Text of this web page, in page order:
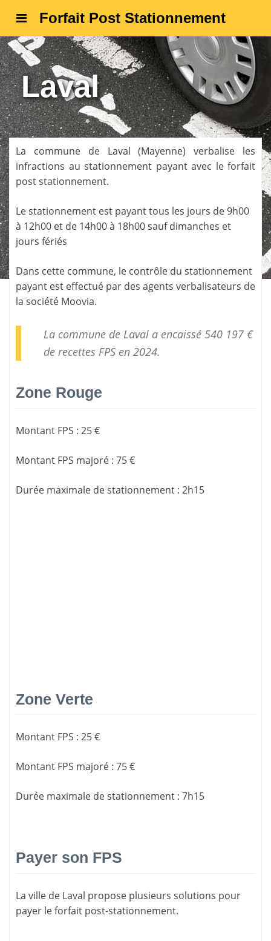
Forfait Post Stationnement
Laval
La commune de Laval (Mayenne) verbalise les
infractions au stationnement payant avec le forfait
post stationnement.
Le stationnement est payant tous les jours de 9h00
à 12h00 et de 14h00 à 18h00 sauf dimanches et
jours fériés
Dans cette commune, le contrôle du stationnement
payant est effectué par des agents verbalisateurs de
la société Moovia.
La commune de Laval a encaissé 540 197 €
de recettes FPSen 2024.
Zone Rouge
Montant FPS : 25 €
Montant FPS majoré : 75 €
Durée maximale de stationnement : 2h15
Zone Verte
Montant FPS : 25 €
Montant FPS majoré : 75 €
Durée maximale de stationnement : 7h15
Payer son FPS
La ville de Laval propose plusieurs solutions pour
payer le forfait post-stationnement.